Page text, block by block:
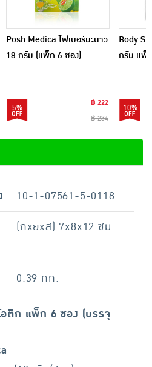
Posh Medica ไฟเบอร์มะนาว
18 กรัม (แพ็ก 6 ซอง)
5%
฿ 222
฿ 234
Body
กรัม แพ็
10%
10-1-07561-5-0118
(กxยxส) 7x8x12 ซม.
0.39 กก.
อติก แพ็ก 6 ซอง (บรรจุ